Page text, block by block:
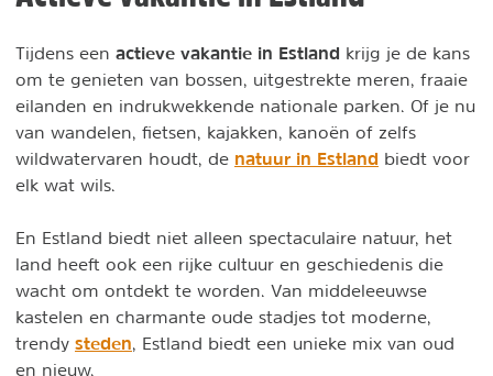
Tijdens een actieve vakantie in Estland krijg je de kans
om te genieten van bossen, uitgestrekte meren, fraaie
eilanden en indrukwekkende nationale parken. Of je nu
van wandelen, fietsen, kajakken, kanoën of zelfs
wildwatervaren houdt, de natuur in Estland biedt voor
elk wat wils.
En Estland biedt niet alleen spectaculaire natuur, het
land heeft ook een rijke cultuur en geschiedenis die
wacht om ontdekt te worden. Van middeleeuwse
kastelen en charmante oude stadjes tot moderne,
trendy steden , Estland biedt een unieke mix van oud
en nieuw.